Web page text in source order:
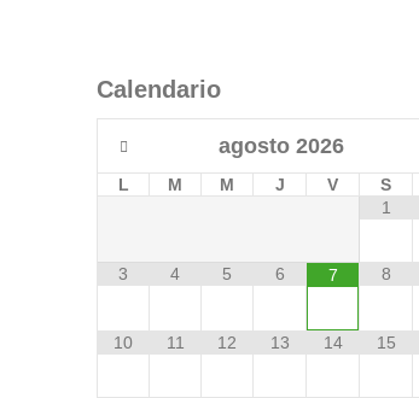
Calendario
agosto 2026
L M M J V S
1
3 4 5 6 7 8
10 11 12 13 14 15